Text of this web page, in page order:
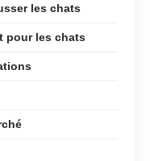
les chats
pour les chats